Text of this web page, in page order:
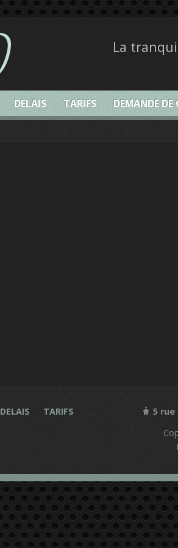
La
DELAIS TARIFS DEMANDE DE
DELAIS
TARIFS
5 rue